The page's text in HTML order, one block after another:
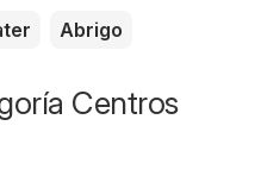
Abrigo
Centros